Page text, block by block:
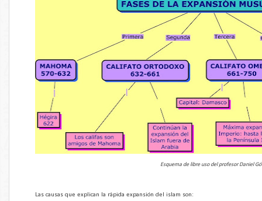
Esquema de libre uso del profesor Daniel
Las causas que explican la rápida expansión del islam son: